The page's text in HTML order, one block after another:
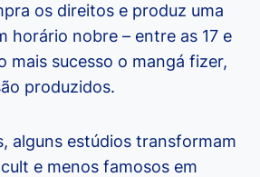
os direitos e produz uma
horário nobre – entre as 17 e
mais sucesso o mangá fizer,
produzidos.
alguns estúdios transformam
e menos famosos em